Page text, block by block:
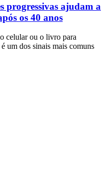
progressivas ajudam a
os 40 anos
celular ou o livro para
um dos sinais mais comuns